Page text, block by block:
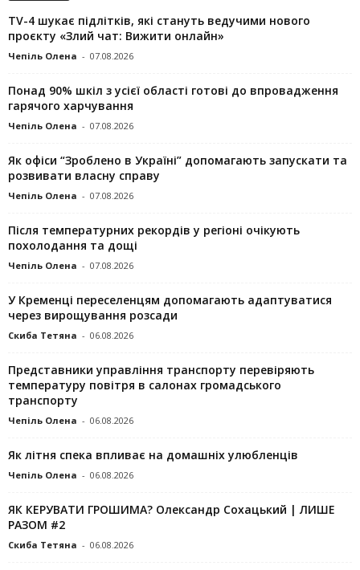
TV-4 шукає підлітків, які стануть ведучими нового
проєкту «Злий чат: Вижити онлайн»
Чепіль Олена - 07.08.2026
Понад 90% шкіл з усієї області готові до впровадження
гарячого харчування
Чепіль Олена - 07.08.2026
Як офіси “Зроблено в Україні” допомагають запускaти та
розвивати власну справу
Чепіль Олена - 07.08.2026
Після температурних рекордів у регіоні очікують
похолодання та дощі
Чепіль Олена - 07.08.2026
У Кременці переселенцям допомагають адаптуватися
через вирощування розсади
Скиба Тетяна - 06.08.2026
Представники управління транспорту перевіряють
температуру повітря в салонах громадського
транспорту
Чепіль Олена - 06.08.2026
Як літня спека впливає на домашніх улюбленців
Чепіль Олена - 06.08.2026
ЯК КЕРУВАТИ ГРОШИМА? Олександр Сохацький | ЛИШЕ
РАЗОМ #2
Скиба Тетяна - 06.08.2026